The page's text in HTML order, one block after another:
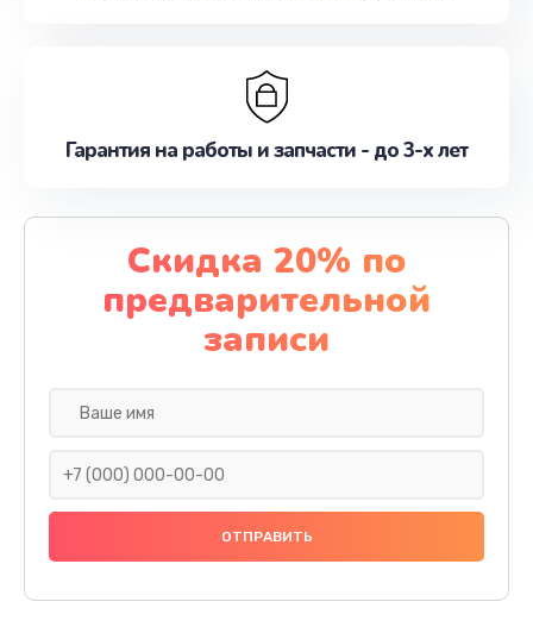
Гарантия на работы и запчасти - до 3-х лет
Скидка 20% по
предварительной
записи